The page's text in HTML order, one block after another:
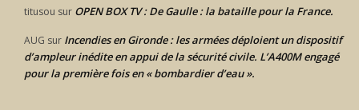
titusou sur OPEN BOX TV : De Gaulle : la bataille pour la France.
AUG sur Incendies en Gironde : les armées déploient un dispositif
d’ampleur inédite en appui de la sécurité civile. L’A400M engagé
pour la première fois en « bombardier d’eau ».